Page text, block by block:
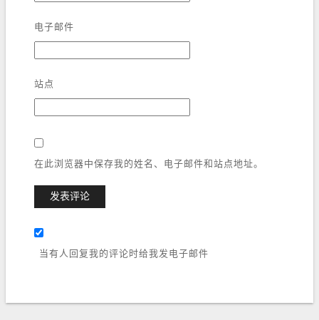
电子邮件
站点
在此浏览器中保存我的姓名、电子邮件和站点地址。
当有人回复我的评论时给我发电子邮件